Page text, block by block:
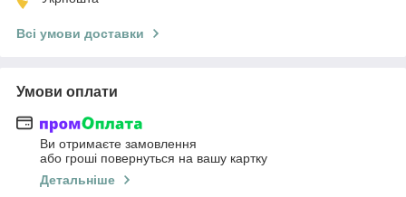
Всі умови доставки
Умови оплати
Ви отримаєте замовлення
або гроші повернуться на вашу картку
Детальніше